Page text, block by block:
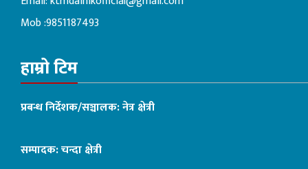
Mob :9851187493
हाम्रो टिम
प्रबन्ध निर्देशक/सञ्चालक: नेत्र क्षेत्री
सम्पादक: चन्दा क्षेत्री